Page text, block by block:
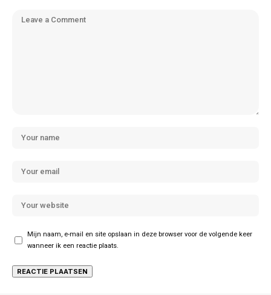
Mijn naam, e-mail en site opslaan in deze browser voor de volgende keer
wanneer ik een reactie plaats.